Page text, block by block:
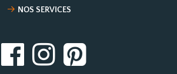
NOS SERVICES